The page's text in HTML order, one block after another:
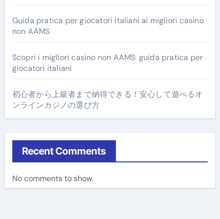
Guida pratica per giocatori italiani ai migliori casino
non AAMS
Scopri i migliori casino non AAMS: guida pratica per
giocatori italiani
初心者から上級者まで納得できる！安心して遊べるオ
ンラインカジノの選び方
Recent Comments
No comments to show.